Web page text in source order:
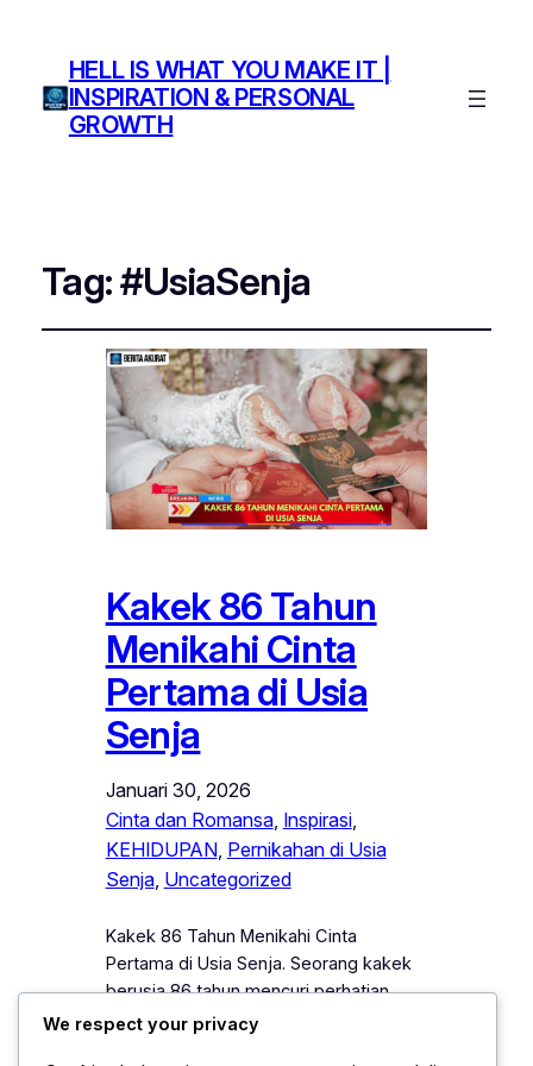
HELL IS WHAT YOU MAKE IT |
INSPIRATION & PERSONAL
GROWTH
Tag:#UsiaSenja
Kakek 86 Tahun
Menikahi Cinta
Pertama di Usia
Senja
Januari 30, 2026
Cinta dan Romansa, Inspirasi
KEHIDUPAN, Pernikahan di Usia
Senja, Uncategorized
Kakek 86 Tahun Menikahi Cinta
Pertama di Usia Senja. Seorang kakek
berusia 86 tahun mencuri perhatian
publik setelah menikahi cinta
We respect your privacy